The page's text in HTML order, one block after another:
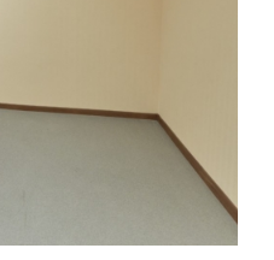
группа РОССТРО